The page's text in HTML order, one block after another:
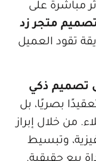
زد
بل
إبراز